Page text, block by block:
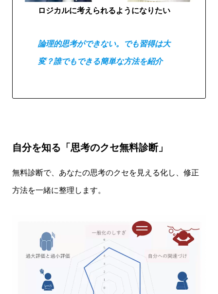
ロジカルに考えられるようになりたい
論理的思考ができない。でも習得は大
変？誰でもできる簡単な方法を紹介
自分を知る「思考のクセ無料診断」
無料診断で、あなたの思考のクセを見える化し、修正
方法を一緒に整理します。